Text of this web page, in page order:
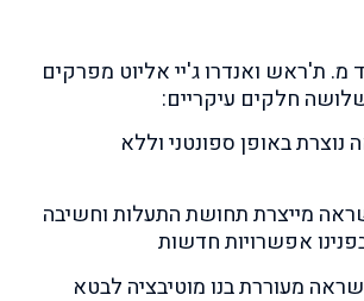
מ. ת'ראש ואנדרו ג'יי אליוט מפרקים
חלקים עיקריים:
באופן ספונטני וללא
מייצרת תחושת התעלות וחשיבה
אפשרויות חדשות
מעוררת בנו מוטיבציה לבטא